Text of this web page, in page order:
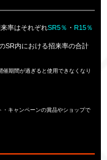
率はそれぞれSR5％ ・ R15％
SR内における招来率の合計
期間が過ぎると使用できなくなり
キャンペーンの賞品やショップで